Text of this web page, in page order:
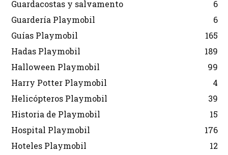
Guardacostas y salvamento
6
Guardería Playmobil
6
Guías Playmobil
165
Hadas Playmobil
189
Halloween Playmobil
99
Harry Potter Playmobil
4
Helicópteros Playmobil
39
Historia de Playmobil
15
Hospital Playmobil
176
Hoteles Playmobil
12